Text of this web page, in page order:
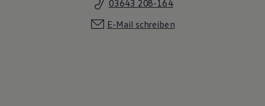
03643 208-164
E-Mail schreiben